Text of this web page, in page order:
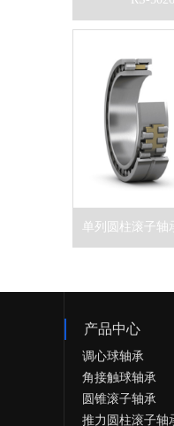
产品中心
调心球轴承
角接触球轴承
圆锥滚子轴承
推力圆柱滚子轴